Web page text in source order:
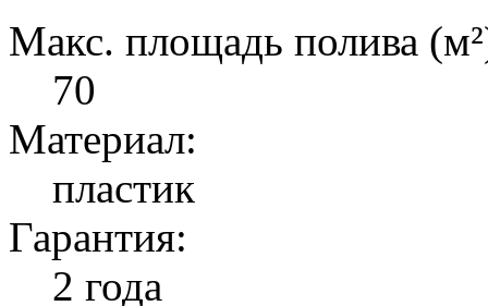
Макс. площадь полива
70
Материал:
пластик
Гарантия:
2 года